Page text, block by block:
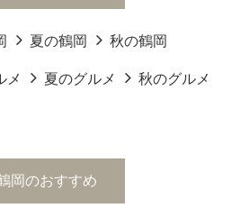
夏の鶴岡 秋の鶴岡
メ 夏のグルメ 秋のグルメ
岡のおすすめ